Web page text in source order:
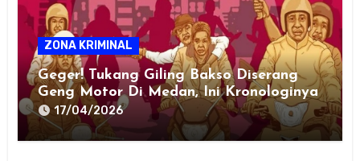
ZONA KRIMINAL
Geger! Tukang Giling Bakso Diserang
Geng Motor Di Medan, Ini Kronologinya
17/04/2026